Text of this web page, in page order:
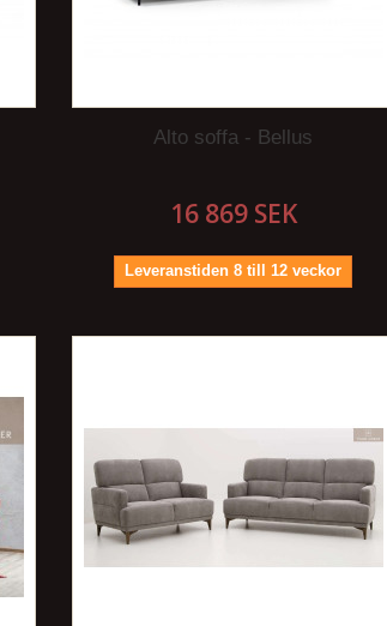
Alto soffa - Bellus
16 869 SEK
Leveranstiden 8 till 12 veckor